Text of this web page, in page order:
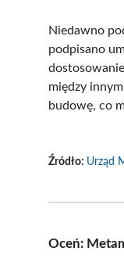
Niedawno
podpisano
między
budowę, co
Źródło: Urząd
Oceń: